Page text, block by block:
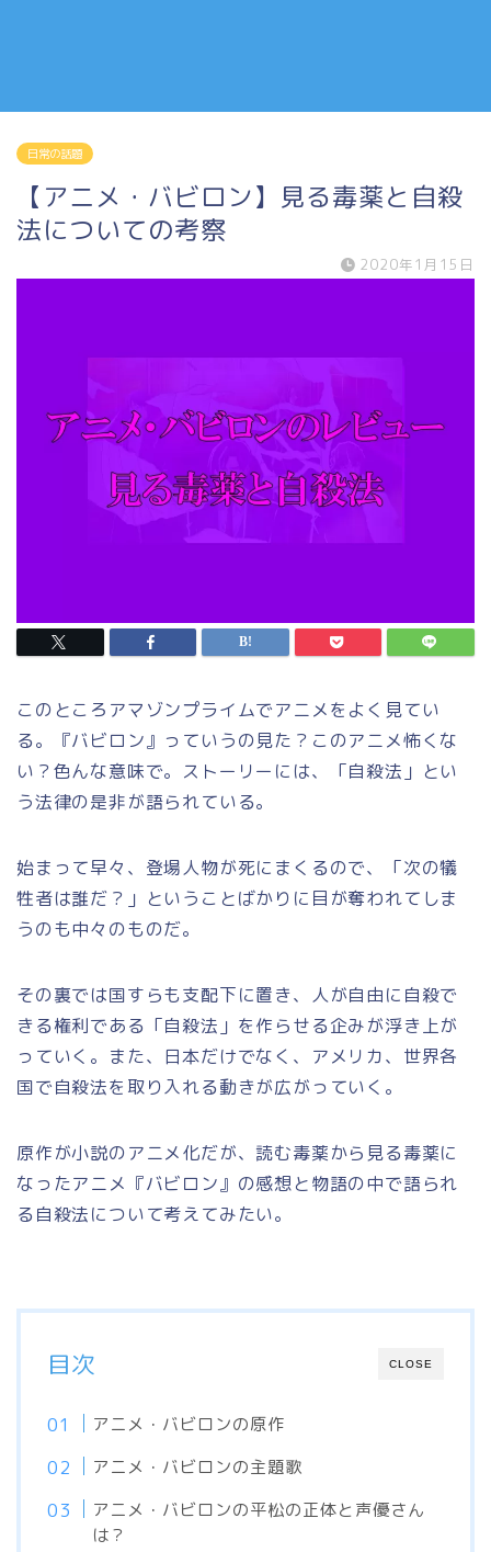
日常の話題
【アニメ・バビロン】見る毒薬と自殺
法についての考察
2020年1月15日
このところアマゾンプライムでアニメをよく見てい
る。『バビロン』っていうの見た？このアニメ怖くな
い？色んな意味で。ストーリーには、「自殺法」とい
う法律の是非が語られている。
始まって早々、登場人物が死にまくるので、「次の犠
牲者は誰だ？」ということばかりに目が奪われてしま
うのも中々のものだ。
その裏では国すらも支配下に置き、人が自由に自殺で
きる権利である「自殺法」を作らせる企みが浮き上が
っていく。また、日本だけでなく、アメリカ、世界各
国で自殺法を取り入れる動きが広がっていく。
原作が小説のアニメ化だが、読む毒薬から見る毒薬に
なったアニメ『バビロン』の感想と物語の中で語られ
る自殺法について考えてみたい。
CLOSE
目次
アニメ・バビロンの原作
アニメ・バビロンの主題歌
アニメ・バビロンの平松の正体と声優さん
は？